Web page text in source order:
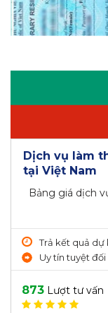
Dịch vụ làm
tại Việt Nam
Bảng giá dịch
Trả kết quả dự
Uy tín tuyệt đối
873 Lượt tư vấn